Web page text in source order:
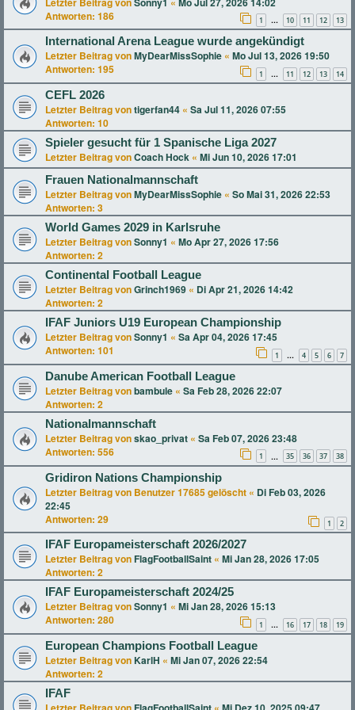
Antworten: 186 1 … 10 11 12 13
International Arena League wurde angekündigt
Letzter Beitrag vonMyDearMissSophie « Mo Jul 13, 2026 19:50
Antworten: 195 1 … 11 12 13 14
CEFL 2026
Letzter Beitrag vontigerfan44 « Sa Jul 11, 2026 07:55
Antworten: 10
Spieler gesucht für 1 Spanische Liga 2027
Letzter Beitrag vonCoach Hock « Mi Jun 10, 2026 17:01
Frauen Nationalmannschaft
Letzter Beitrag vonMyDearMissSophie « So Mai 31, 2026 22:53
Antworten: 3
World Games 2029 in Karlsruhe
Letzter Beitrag vonSonny1 « Mo Apr 27, 2026 17:56
Antworten: 2
Continental Football League
Letzter Beitrag vonGrinch1969 « Di Apr 21, 2026 14:42
Antworten: 2
IFAF Juniors U19 European Championship
Letzter Beitrag vonSonny1 « Sa Apr 04, 2026 17:45
Antworten: 101 1 … 4 5 6 7
Danube American Football League
Letzter Beitrag vonbambule « Sa Feb 28, 2026 22:07
Antworten: 2
Nationalmannschaft
Letzter Beitrag vonskao_privat « Sa Feb 07, 2026 23:48
Antworten: 556 1 … 35 36 37 38
Gridiron Nations Championship
Letzter Beitrag von Benutzer 17685 gelöscht « Di Feb 03, 2026
22:45
Antworten: 29 1 2
IFAF Europameisterschaft 2026/2027
Letzter Beitrag von FlagFootballSaint « Mi Jan 28, 2026 17:05
Antworten: 2
IFAF Europameisterschaft 2024/25
Letzter Beitrag vonSonny1 « Mi Jan 28, 2026 15:13
Antworten: 280 1 … 16 17 18 19
European Champions Football League
Letzter Beitrag von KarlH « Mi Jan 07, 2026 22:54
Antworten: 2
IFAF